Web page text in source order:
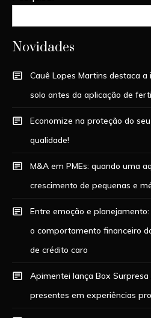
Novidades
Cauê Lopes Martins destaca
solo antes da aplicação de
Economize na proteção do
qualidade!
M&A em PMEs: quando uma
crescimento de pequenas e
Entre emoção e
o comportamento financeiro
de crédito caro
Apimentei lança Box
presentes em experiências